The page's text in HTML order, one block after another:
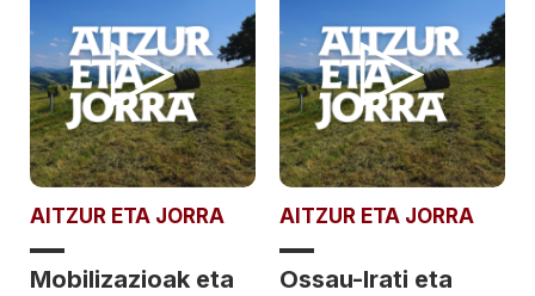
AITZUR ETA JORRA
Mobilizazioak eta
AITZUR ETA JORRA
Ossau-Irati eta